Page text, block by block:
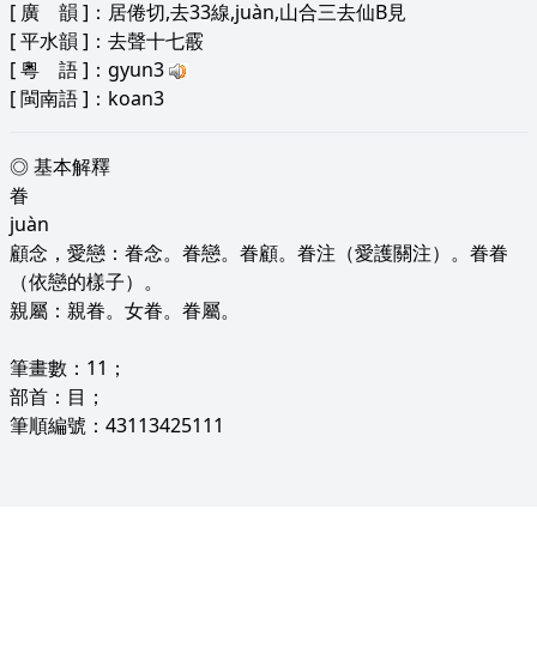
[ 廣 韻 ]：居倦切,去33線,juàn,山合三去仙B見
[平水韻 ]：去聲十七霰
[粵 語]：gyun3
[閩南語]：koan3
◎ 基本解釋
眷
juàn
顧念，愛戀：眷念。眷戀。眷顧。眷注（愛護關注）。眷眷
（依戀的樣子）。
親屬：親眷。女眷。眷屬。
筆畫數：11；
部首：目；
筆順編號：43113425111